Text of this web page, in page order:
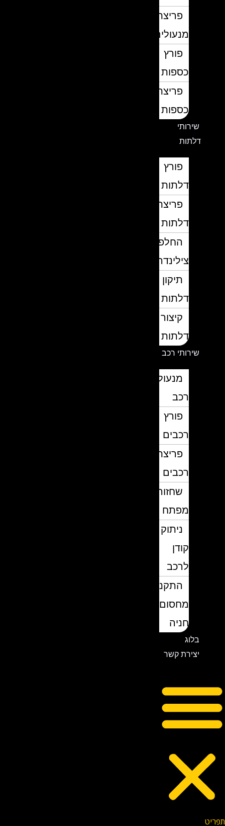
פריצת
מנעולים
פורץ
כספות
פריצת
כספות
שירותי
דלתות
פורץ
דלתות
פריצת
דלתות
החלפת
צילינדרים
תיקון
דלתות
קיצור
דלתות
שירותי רכב
מנעולן
פורץ
רכבים
פריצת
רכבים
שחזור
מפתח
ניתוק
לרכב
התקנת
מחסום
חניה
יצירת קשר